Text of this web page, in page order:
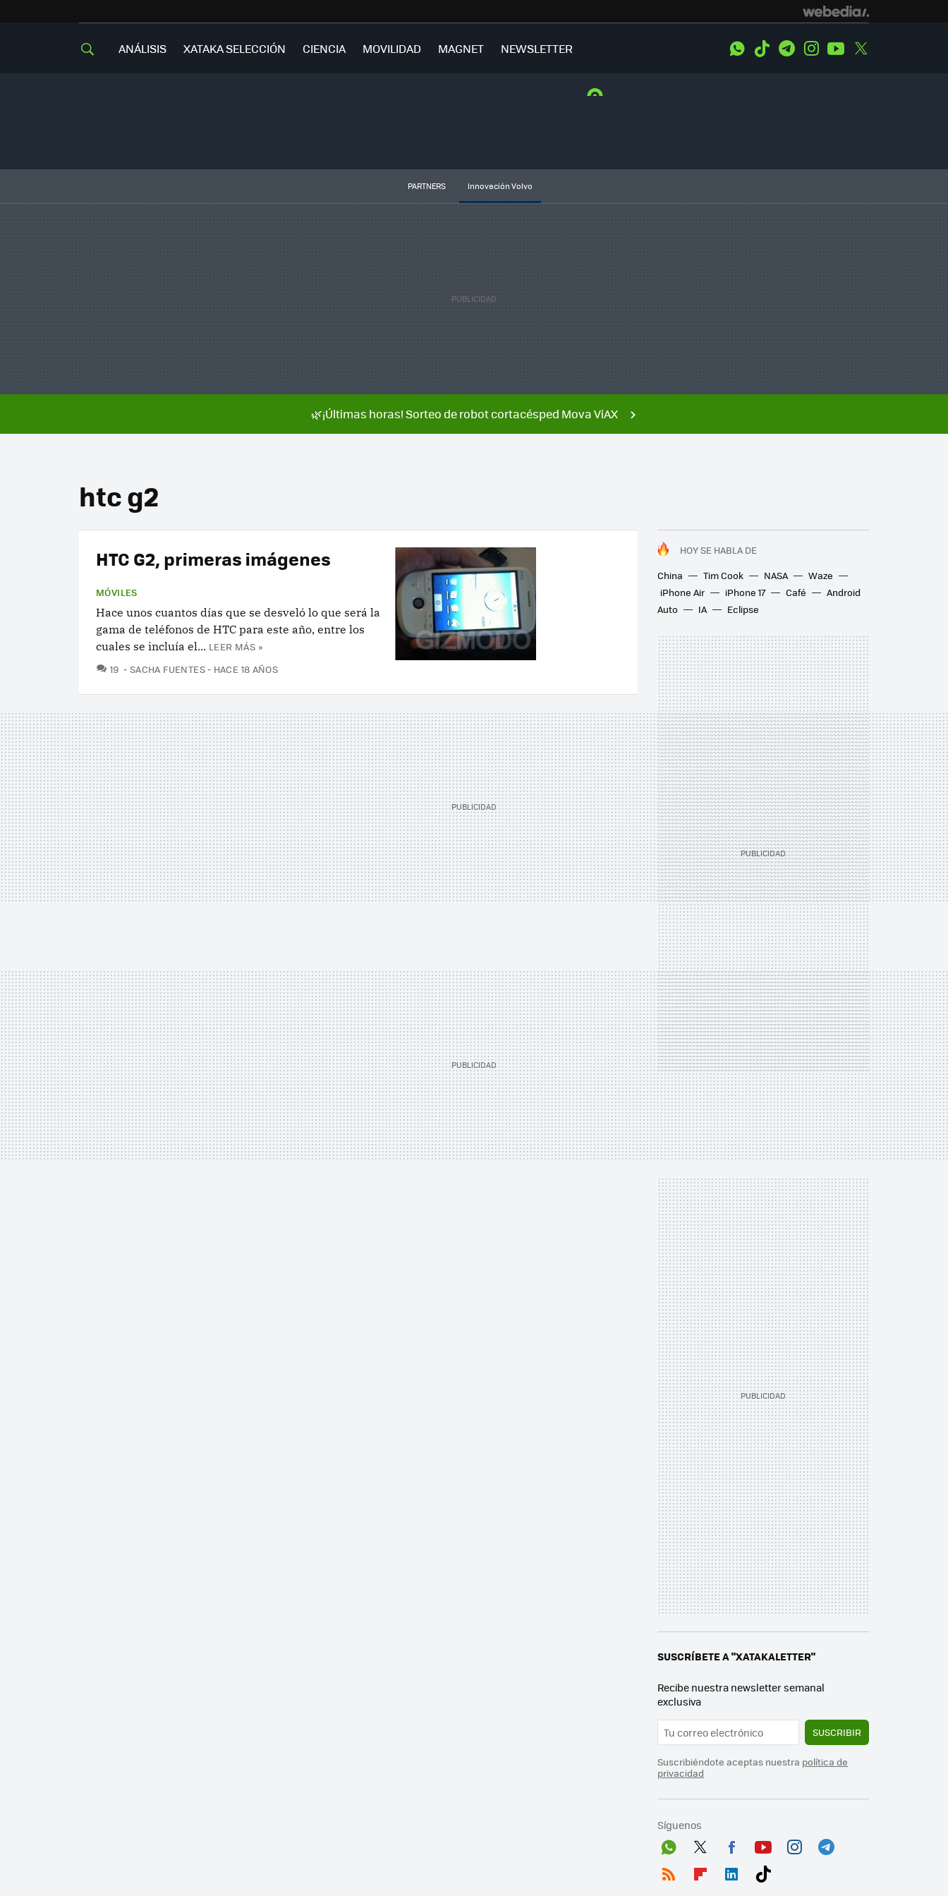
ANÁLISIS XATAKA SELECCIÓN CIENCIA MOVILIDAD MAGNET NEWSLETTER WhatsApp
Tiktok TelegramInstagramYoutube
PARTNERS Innovación Volvo
🌿¡Últimas horas! Sorteo de robot cortacésped Mova ViAX
htc g2
HOY SE HABLA DE
China
Tim Cook NASA
Waze
iPhone Air
iPhone 17 Café
Android
Auto
IA Eclipse
HTC G2, primeras imágenes
MÓVILES
Hace unos cuantos días que se desveló lo que será la
gama de teléfonos de HTC para este año, entre los
cuales se incluía el... LEER MÁS »
19 COMENTARIOS
SACHA FUENTES HACE 18 AÑOS
SUSCRÍBETE A "XATAKALETTER"
Recibe nuestra newsletter semanal
exclusiva
SUSCRIBIR
Suscribiéndote aceptas nuestra política de
privacidad
Síguenos
Wh
Twit
Fac
You